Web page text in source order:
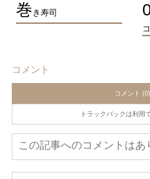
巻き寿司
コメント
コメント (0)
トラックバックは利用
この記事へのコメントはあ